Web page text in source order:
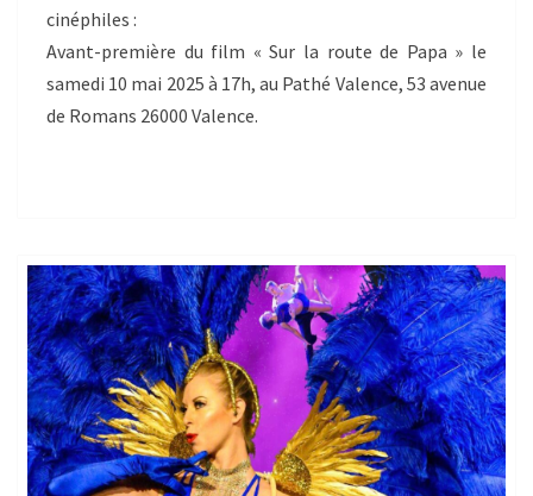
cinéphiles :
Avant-première du film « Sur la route de Papa » le
samedi 10 mai 2025 à 17h, au Pathé Valence, 53 avenue
de Romans 26000 Valence.